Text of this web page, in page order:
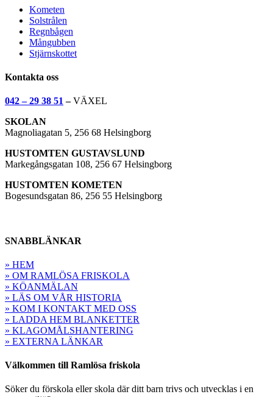
Kometen
Solstrålen
Regnbågen
Mångubben
Stjärnskottet
Kontakta oss
042 – 29 38 51–VÄXEL
SKOLAN
Magnoliagatan 5, 256 68 Helsingborg
HUSTOMTEN GUSTAVSLUND
Markegångsgatan 108, 256 67 Helsingborg
HUSTOMTEN KOMETEN
Bogesundsgatan 86, 256 55 Helsingborg
SNABBLÄNKAR
» HEM
» OM RAMLÖSA FRISKOLA
» KÖANMÄLAN
» LÄS OM VÅR HISTORIA
» KOM I KONTAKT MED OSS
» LADDA HEM BLANKETTER
» KLAGOMÅLSHANTERING
» EXTERNA LÄNKAR
Välkommen till Ramlösa friskola
Söker du förskola eller skola där ditt barn trivs och utvecklas i en